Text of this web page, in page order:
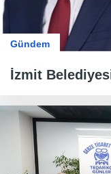
Gündem
İzmit